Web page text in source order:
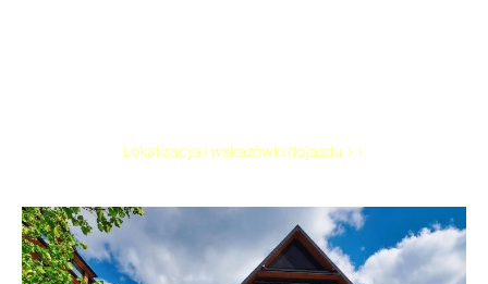
Lokalizacja i wskazówki dojazdu >>